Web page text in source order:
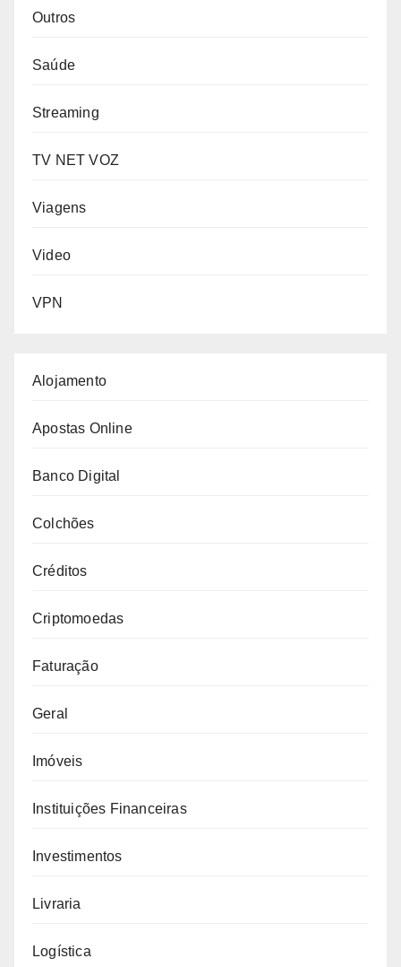
Outros
Saúde
Streaming
TV NET VOZ
Viagens
Video
VPN
Alojamento
Apostas Online
Banco Digital
Colchões
Créditos
Criptomoedas
Faturação
Geral
Imóveis
Instituições Financeiras
Investimentos
Livraria
Logística